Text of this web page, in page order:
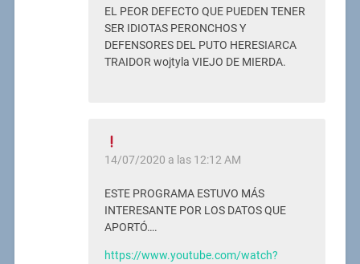
EL PEOR DEFECTO QUE PUEDEN TENER
SER IDIOTAS PERONCHOS Y
DEFENSORES DEL PUTO HERESIARCA
TRAIDOR wojtyla VIEJO DE MIERDA.
14/07/2020 a las 12:12 AM
ESTE PROGRAMA ESTUVO MÁS
INTERESANTE POR LOS DATOS QUE
APORTÓ….
https://www.youtube.com/watch?